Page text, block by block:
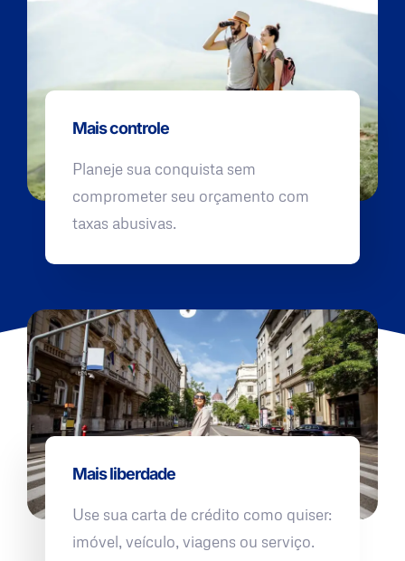
Mais controle
Planeje sua conquista sem
comprometer seu orçamento com
taxas abusivas.
Mais liberdade
Use sua carta de crédito como quiser:
imóvel, veículo, viagens ou serviço.